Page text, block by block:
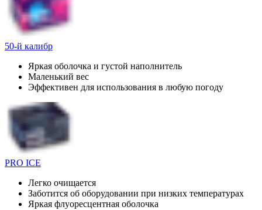
50-й калибр
Яркая оболочка и густой наполнитель
Маленький вес
Эффективен для использования в любую погоду
PRO ICE
Легко очищается
Заботится об оборудовании при низких температурах
Яркая флуоресцентная оболочка